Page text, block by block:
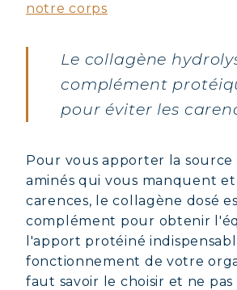
notre corps
Le collagène
complément
pour éviter les
Pour vous apporter la source
aminés qui vous manquent
carences, le collagène dosé
complément pour obtenir
l'apport protéiné
fonctionnement de votre
faut savoir le choisir et ne